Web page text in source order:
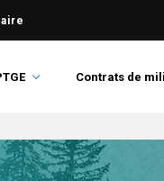
Contrats de